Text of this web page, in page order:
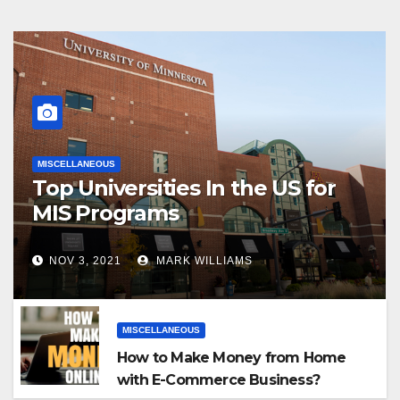
MISCELLANEOUS
Top Universities In the US for
MIS Programs
NOV 3, 2021 MARK WILLIAMS
MISCELLANEOUS
How to Make Money from Home
with E-Commerce Business?